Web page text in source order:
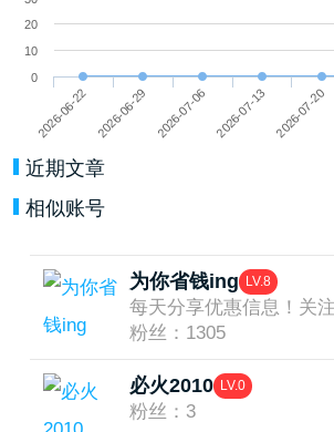
2026-06-22 2026-06-29 2026-07-06 2026-07-13 2026-07-20
0
10
20
近期文章
相似账号
为你省钱ing LV.8
粉丝：1305
必火2010 LV.0
粉丝：3